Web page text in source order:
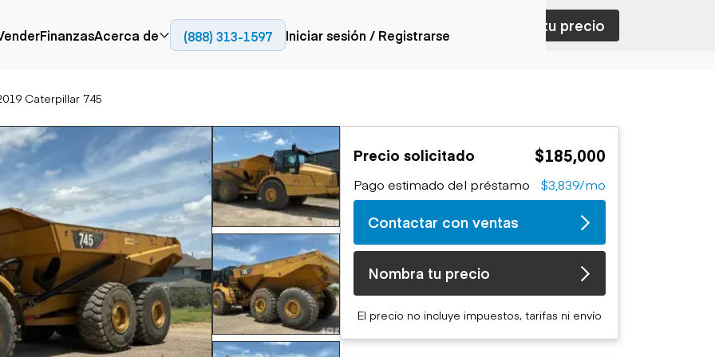
Aérea
Camiones con
plataforma
Carretillas elevadoras
Ascensores
Manipuladores
telescópicos
Movimiento de
tierra
Retroexcavadoras
Topadoras
Cargadoras compactas
Fresadoras en frío
Compactadores
Adoquines
Recuperadores de
carreteras
Generación de
energía
Generadores
Camiones articulados
plataforma
Camiones volquetes
Camiones de
transporte
Camiones fuera de
carretera
Camiones de servicio
Camiones especiales
Camiones con
remolque cisterna
FinanzasAcerca de
Blog
(888) 313-1597 Iniciar sesión / Registrarse
Caterpillar 745
Contactar con ventas Nombra tu precio
Precio solicitado $185,000
Pago estimado del préstamo $3,839/mo
Contactar con ventas
Nombra tu precio
El precio no incluye impuestos, tarifas ni envío